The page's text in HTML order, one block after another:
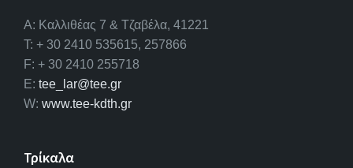
A: Καλλιθέας 7 & Τζαβέλα, 41221
T: + 30 2410 535615, 257866
F: + 30 2410 255718
E: tee_lar@tee.gr
W: www.tee-kdth.gr
Τρίκαλα